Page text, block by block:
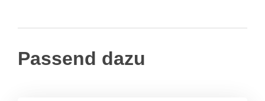
Passend dazu